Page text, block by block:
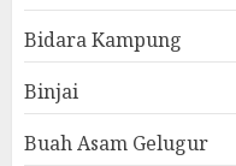
Bidara Kampung
Binjai
Buah Asam Gelugur